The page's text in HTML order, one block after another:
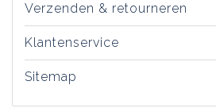
Verzenden & retourneren
Klantenservice
Sitemap